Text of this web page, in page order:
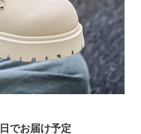
でお届け予定